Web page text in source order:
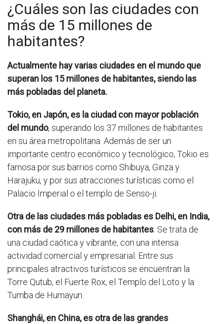
¿Cuáles son las ciudades con
más de 15 millones de
habitantes?
Actualmente hay varias ciudades en el mundo que
superan los 15 millones de habitantes, siendo las
más pobladas del planeta.
Tokio, en Japón, es la ciudad con mayor población
del mundo, superando los 37 millones de habitantes
en su área metropolitana. Además de ser un
importante centro económico y tecnológico, Tokio es
famosa por sus barrios como Shibuya, Ginza y
Harajuku, y por sus atracciones turísticas como el
Palacio Imperial o el templo de Senso-ji.
Otra de las ciudades más pobladas es Delhi, en India,
con más de 29 millones de habitantes . Se trata de
una ciudad caótica y vibrante, con una intensa
actividad comercial y empresarial. Entre sus
principales atractivos turísticos se encuentran la
Torre Qutub, el Fuerte Rox, el Templo del Loto y la
Tumba de Humayun.
Shanghái, en China, es otra de las grandes